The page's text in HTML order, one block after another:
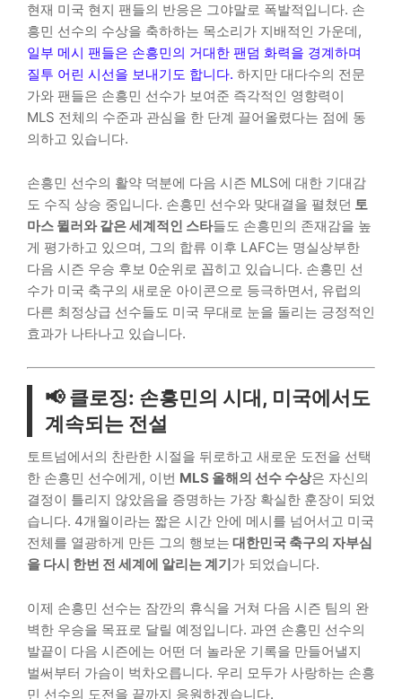
현재 미국 현지 팬들의 반응은 그야말로 폭발적입니다. 손
흥민 선수의 수상을 축하하는 목소리가 지배적인 가운데,
일부 메시 팬들은 손흥민의 거대한 팬덤 화력을 경계하며
질투 어린 시선을 보내기도 합니다. 하지만 대다수의 전문
가와 팬들은 손흥민 선수가 보여준 즉각적인 영향력이
MLS 전체의 수준과 관심을 한 단계 끌어올렸다는 점에 동
의하고 있습니다.
손흥민 선수의 활약 덕분에 다음 시즌 MLS에 대한 기대감
도 수직 상승 중입니다. 손흥민 선수와 맞대결을 펼쳤던 토
마스 뮐러와 같은 세계적인 스타들도 손흥민의 존재감을 높
게 평가하고 있으며, 그의 합류 이후 LAFC는 명실상부한
다음 시즌 우승 후보 0순위로 꼽히고 있습니다. 손흥민 선
수가 미국 축구의 새로운 아이콘으로 등극하면서, 유럽의
다른 최정상급 선수들도 미국 무대로 눈을 돌리는 긍정적인
효과가 나타나고 있습니다.
📢 클로징: 손흥민의 시대, 미국에서도
계속되는 전설
토트넘에서의 찬란한 시절을 뒤로하고 새로운 도전을 선택
한 손흥민 선수에게, 이번 MLS 올해의 선수 수상은 자신의
결정이 틀리지 않았음을 증명하는 가장 확실한 훈장이 되었
습니다. 4개월이라는 짧은 시간 안에 메시를 넘어서고 미국
전체를 열광하게 만든 그의 행보는 대한민국 축구의 자부심
을 다시 한번 전 세계에 알리는 계기가 되었습니다.
이제 손흥민 선수는 잠깐의 휴식을 거쳐 다음 시즌 팀의 완
벽한 우승을 목표로 달릴 예정입니다. 과연 손흥민 선수의
발끝이 다음 시즌에는 어떤 더 놀라운 기록을 만들어낼지
벌써부터 가슴이 벅차오릅니다. 우리 모두가 사랑하는 손흥
민 선수의 도전을 끝까지 응원하겠습니다.